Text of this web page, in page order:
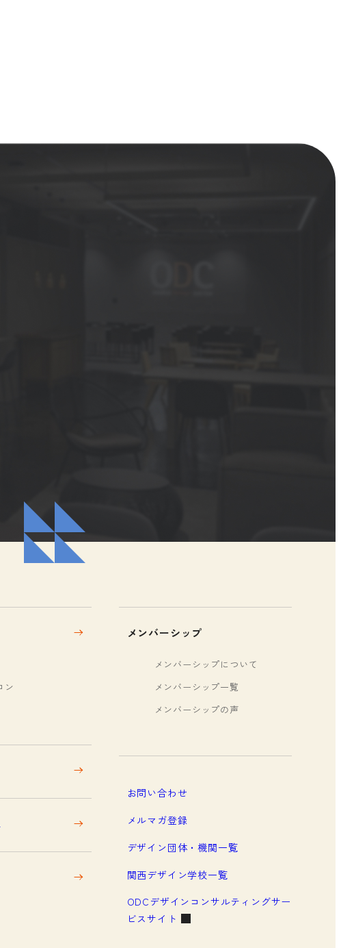
ン
メンバーシップ
メンバーシップについて
メンバーシップ一覧
メンバーシップの声
お問い合わせ
メルマガ登録
デザイン団体・機関一覧
関西デザイン学校一覧
ODCデザインコンサルティングサー
ビスサイト